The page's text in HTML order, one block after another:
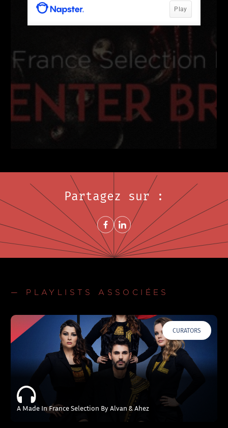
Partagez sur :
Share on FacebookNouvelle fenêtre
Share on LinkedInNouvelle fenêtre
— PLAYLISTS ASSOCIÉES
CURATORS
A Made In France Selection By Alvan & Ahez